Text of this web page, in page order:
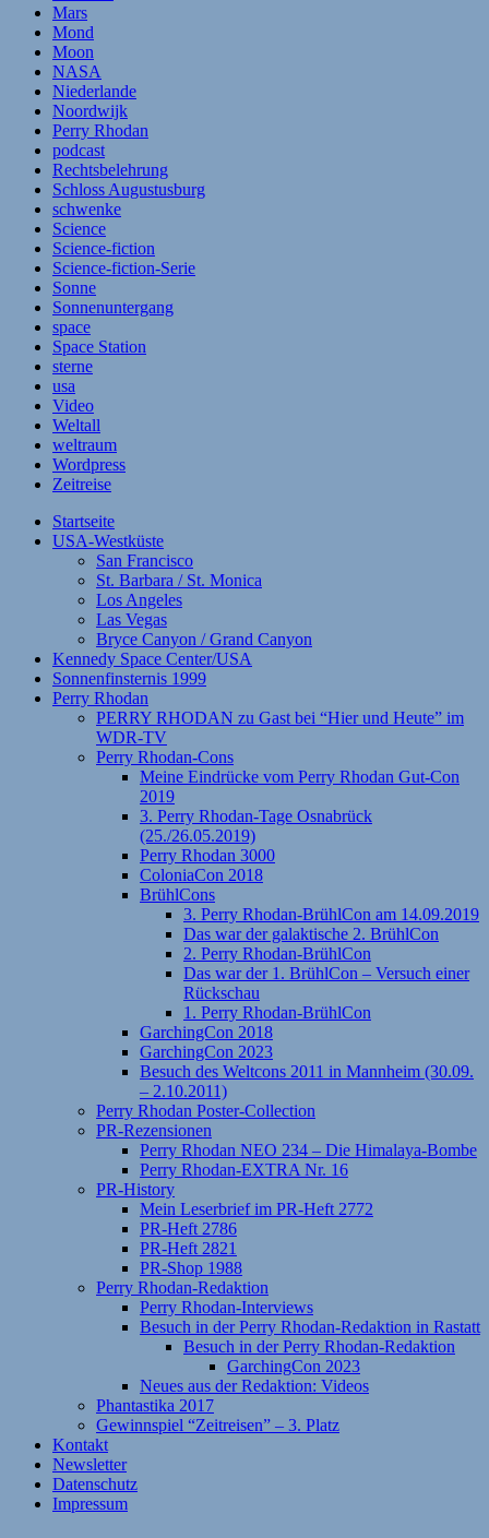
Mars
Mond
Moon
NASA
Niederlande
Noordwijk
Perry Rhodan
podcast
Rechtsbelehrung
Schloss Augustusburg
schwenke
Science
Science-fiction
Science-fiction-Serie
Sonne
Sonnenuntergang
space
Space Station
sterne
usa
Video
Weltall
weltraum
Wordpress
Zeitreise
Startseite
USA-Westküste
San Francisco
St. Barbara / St. Monica
Los Angeles
Las Vegas
Bryce Canyon / Grand Canyon
Kennedy Space Center/USA
Sonnenfinsternis 1999
Perry Rhodan
PERRY RHODAN zu Gast bei “Hier und Heute” im
WDR-TV
Perry Rhodan-Cons
Meine Eindrücke vom Perry Rhodan Gut-Con
2019
3. Perry Rhodan-Tage Osnabrück
(25./26.05.2019)
Perry Rhodan 3000
ColoniaCon 2018
BrühlCons
3. Perry Rhodan-BrühlCon am 14.09.2019
Das war der galaktische 2. BrühlCon
2. Perry Rhodan-BrühlCon
Das war der 1. BrühlCon – Versuch einer
Rückschau
1. Perry Rhodan-BrühlCon
GarchingCon 2018
GarchingCon 2023
Besuch des Weltcons 2011 in Mannheim (30.09.
– 2.10.2011)
Perry Rhodan Poster-Collection
PR-Rezensionen
Perry Rhodan NEO 234 – Die Himalaya-Bombe
Perry Rhodan-EXTRA Nr. 16
PR-History
Mein Leserbrief im PR-Heft 2772
PR-Heft 2786
PR-Heft 2821
PR-Shop 1988
Perry Rhodan-Redaktion
Perry Rhodan-Interviews
Besuch in der Perry Rhodan-Redaktion in Rastatt
Besuch in der Perry Rhodan-Redaktion
GarchingCon 2023
Neues aus der Redaktion: Videos
Phantastika 2017
Gewinnspiel “Zeitreisen” – 3. Platz
Kontakt
Newsletter
Datenschutz
Impressum